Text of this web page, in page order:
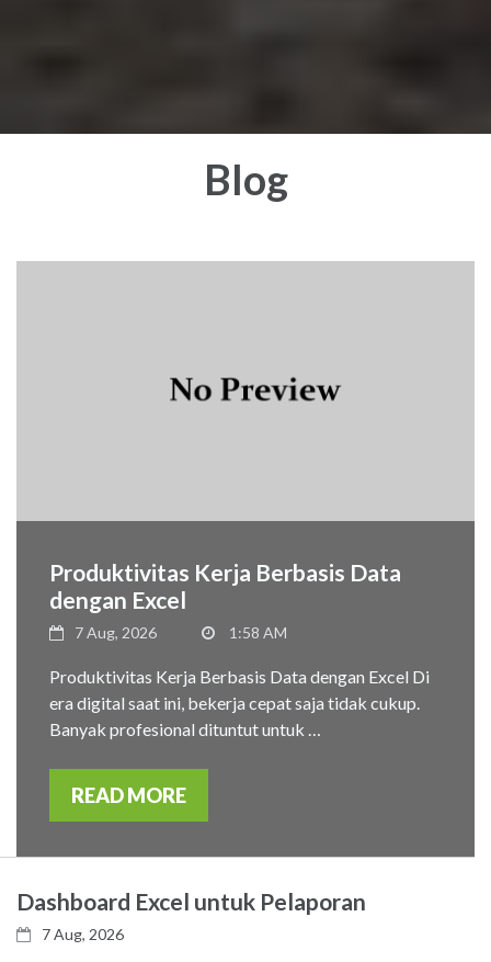
Blog
Produktivitas Kerja Berbasis Data
dengan Excel
7 Aug, 2026 1:58 AM
Produktivitas Kerja Berbasis Data dengan Excel Di
era digital saat ini, bekerja cepat saja tidak cukup.
Banyak profesional dituntut untuk …
READ MORE
Dashboard Excel untuk Pelaporan
7 Aug, 2026